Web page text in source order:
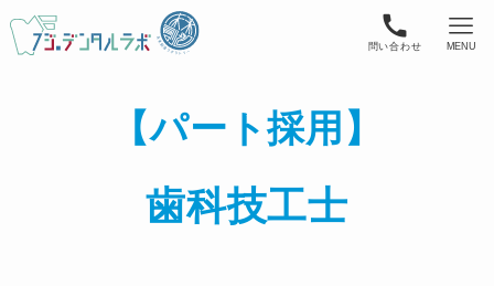
問い合わせ MENU
【パート採用】
歯科技工士